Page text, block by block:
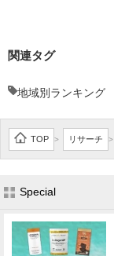
関連タグ
地域別ランキング
TOP > リサーチ >
Special